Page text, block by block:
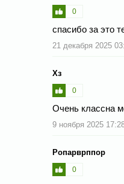
0
спасибо за это
21 декабря 2025
Хз
0
Очень классна
9 ноября 2025
Ропарврппор
0